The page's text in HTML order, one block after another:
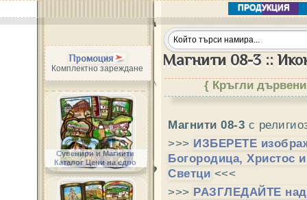
ПРОДУКЦИЯ
Магнити 08-3 ::
{ Кръгли
Магнити 08-3 с
>>> ИЗБЕРЕТЕ
Богородица, Христос
Светци <<<
>>> РАЗГЛЕДАЙТЕ
Промоция
Комплектно зареждане
Сувенири и Магнити
Каталог Цени на едро